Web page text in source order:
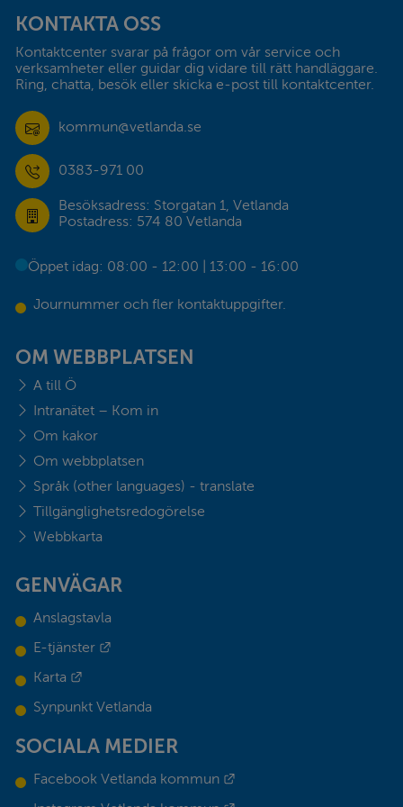
KONTAKTA OSS
Kontaktcenter svarar på frågor om vår service och
verksamheter eller guidar dig vidare till rätt handläggare.
Ring, chatta, besök eller skicka e-post till kontaktcenter.
kommun@vetlanda.se
0383-971 00
Besöksadress: Storgatan 1, Vetlanda
Postadress: 574 80 Vetlanda
Öppet idag: 08:00 - 12:00 | 13:00 - 16:00
Journummer och fler kontaktuppgifter.
OM WEBBPLATSEN
A till Ö
Intranätet – Kom in
Om kakor
Om webbplatsen
Språk (other languages) - translate
Tillgänglighetsredogörelse
Webbkarta
GENVÄGAR
Anslagstavla
E-tjänster
Karta
Synpunkt Vetlanda
SOCIALA MEDIER
Facebook Vetlanda kommun